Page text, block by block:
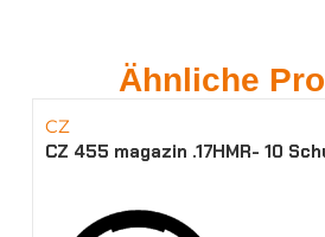
Ähnliche
CZ
CZ 455 magazin .17HMR- 10